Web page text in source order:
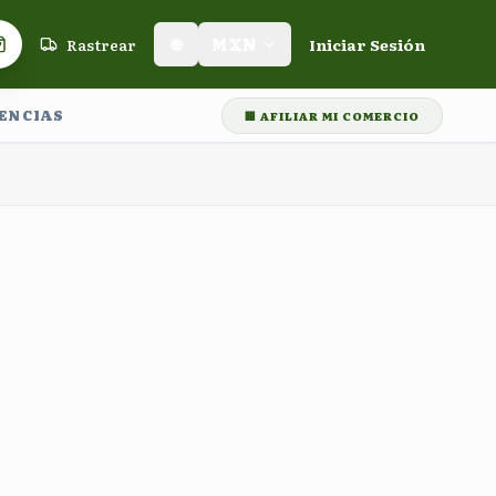
de compras
Rastrear Iniciar Sesión
🏢 AFILIAR MI COMERCIO